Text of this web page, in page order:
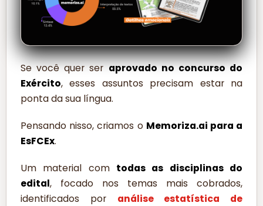
Se você quer seraprovado no concurso do
Exército, esses assuntos precisam estar na
ponta da sua língua.
Pensando nisso, criamos o Memoriza.ai para a
EsFCEx.
Um material com todas as disciplinas do
edital, focado nos temas mais cobrados,
identificados por análise estatística de